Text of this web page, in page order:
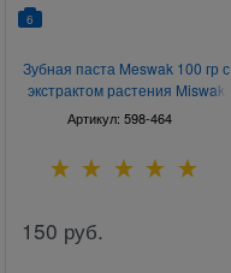
6
Зубная паста Meswak 100 гр с
экстрактом растения Miswak
от фирмы Dabur
Артикул:598-464
150 руб.